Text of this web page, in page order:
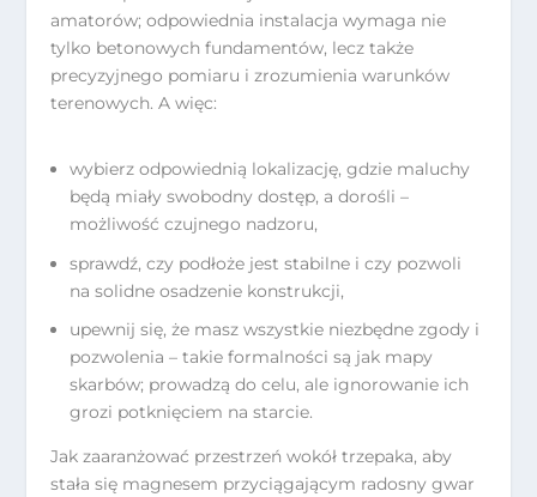
amatorów; odpowiednia instalacja wymaga nie
tylko betonowych fundamentów, lecz także
precyzyjnego pomiaru i zrozumienia warunków
terenowych. A więc:
wybierz odpowiednią lokalizację, gdzie maluchy
będą miały swobodny dostęp, a dorośli –
możliwość czujnego nadzoru,
sprawdź, czy podłoże jest stabilne i czy pozwoli
na solidne osadzenie konstrukcji,
upewnij się, że masz wszystkie niezbędne zgody i
pozwolenia – takie formalności są jak mapy
skarbów; prowadzą do celu, ale ignorowanie ich
grozi potknięciem na starcie.
Jak zaaranżować przestrzeń wokół trzepaka, aby
stała się magnesem przyciągającym radosny gwar